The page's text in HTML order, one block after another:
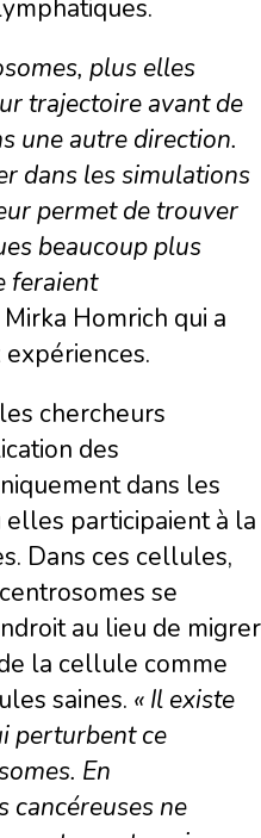
plus elles
trajectoire avant de
une autre direction.
dans les simulations
permet de trouver
beaucoup plus
feraient
Homrich qui a
chercheurs
des
dans les
participaient à la
Dans ces cellules,
se
au lieu de migrer
la cellule comme
saines. « Il existe
perturbent ce
En
cancéreuses ne